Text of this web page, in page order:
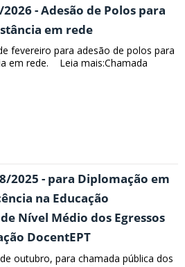
- Adesão de Polos para
em rede
fevereiro para adesão de polos para
em rede. Leia mais:Chamada
2025 - para Diplomação em
na Educação
Nível Médio dos Egressos
DocentEPT
outubro, para chamada pública dos